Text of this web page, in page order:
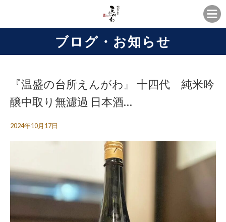
ブログ・お知らせ
『温盛の台所えんがわ』 十四代 純米吟
醸中取り無濾過 日本酒…
2024年10月17日